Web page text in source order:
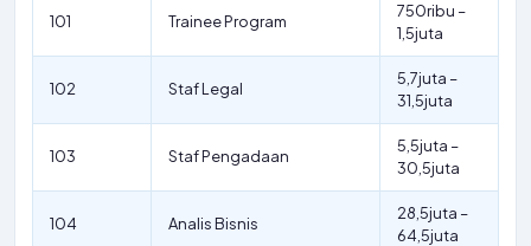
101 Trainee Program
750ribu –
1,5juta
102 Staf Legal
5,7juta –
31,5juta
103 Staf Pengadaan
5,5juta –
30,5juta
104 Analis Bisnis
28,5juta –
64,5juta